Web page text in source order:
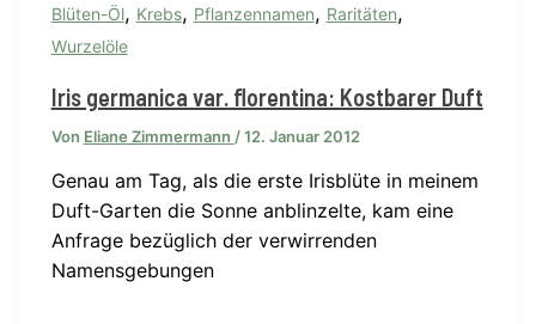
Blüten-Öl, Krebs, Pflanzennamen, Raritäten,
Wurzelöle
Iris germanica var. florentina: Kostbarer Duft
Von Eliane Zimmermann /12. Januar 2012
Genau am Tag, als die erste Irisblüte in meinem
Duft-Garten die Sonne anblinzelte, kam eine
Anfrage bezüglich der verwirrenden
Namensgebungen